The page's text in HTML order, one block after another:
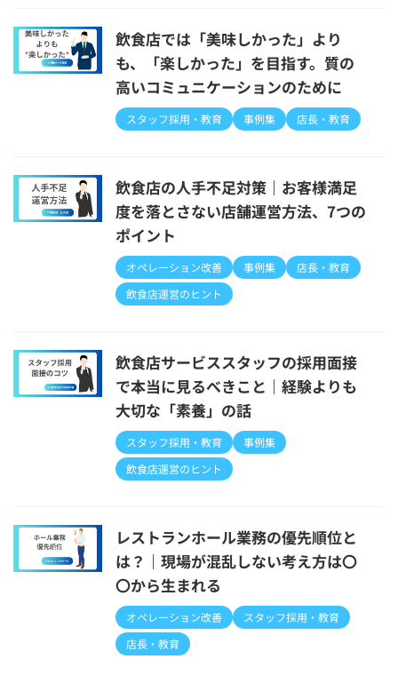
飲食店では「美味しかった」より
も、「楽しかった」を目指す。質の
高いコミュニケーションのために
スタッフ採用・教育 事例集 店長・教育
飲食店の人手不足対策｜お客様満足
度を落とさない店舗運営方法、7つの
ポイント
オペレーション改善 事例集
店長・教育
飲食店運営のヒント
飲食店サービススタッフの採用面接
で本当に見るべきこと｜経験よりも
大切な「素養」の話
スタッフ採用・教育
事例集
飲食店運営のヒント
レストランホール業務の優先順位と
は？｜現場が混乱しない考え方は〇
〇から生まれる
オペレーション改善
スタッフ採用・教育
店長・教育